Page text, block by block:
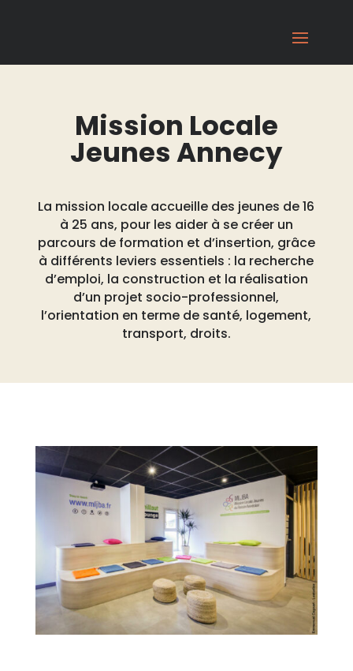
Mission Locale
Jeunes Annecy
La mission locale accueille des jeunes de 16
à 25 ans, pour les aider à se créer un
parcours de formation et d’insertion, grâce
à différents leviers essentiels : la recherche
d’emploi, la construction et la réalisation
d’un projet socio-professionnel,
l’orientation en terme de santé, logement,
transport, droits.